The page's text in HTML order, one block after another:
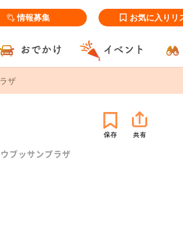
情報募集 お気に入りリ
おでかけ イベント
ザ
ブッサンプラザ